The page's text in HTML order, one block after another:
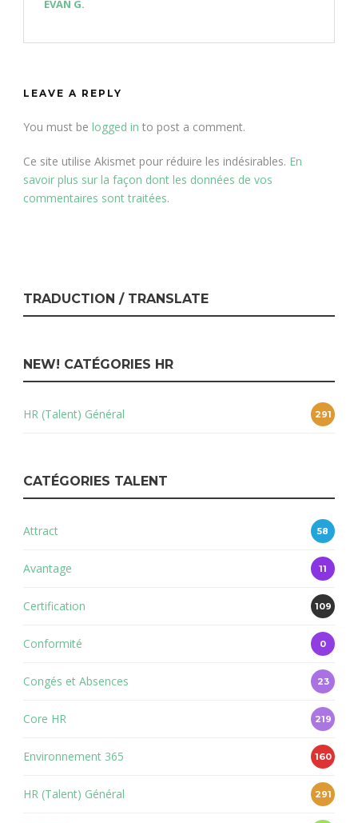
EVAN G.
LEAVE A REPLY
You must be logged in to post a comment.
Ce site utilise Akismet pour réduire les indésirables. En
savoir plus sur la façon dont les données de vos
commentaires sont traitées.
TRADUCTION / TRANSLATE
NEW! CATÉGORIES HR
HR (Talent) Général 291
CATÉGORIES TALENT
Attract 58
Avantage 11
Certification 109
Conformité 0
Congés et Absences 23
Core HR 219
Environnement 365 160
HR (Talent) Général 291